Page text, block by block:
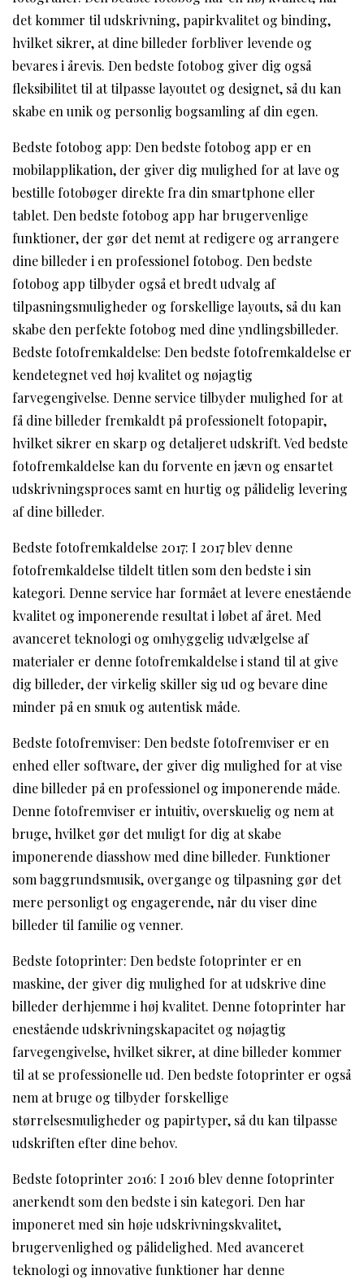
det kommer til udskrivning, papirkvalitet og binding,
hvilket sikrer, at dine billeder forbliver levende og
bevares i årevis. Den bedste fotobog giver dig også
fleksibilitet til at tilpasse layoutet og designet, så du kan
skabe en unik og personlig bogsamling af din egen.
Bedste fotobog app: Den bedste fotobog app er en
mobilapplikation, der giver dig mulighed for at lave og
bestille fotobøger direkte fra din smartphone eller
tablet. Den bedste fotobog app har brugervenlige
funktioner, der gør det nemt at redigere og arrangere
dine billeder i en professionel fotobog. Den bedste
fotobog app tilbyder også et bredt udvalg af
tilpasningsmuligheder og forskellige layouts, så du kan
skabe den perfekte fotobog med dine yndlingsbilleder.
Bedste fotofremkaldelse: Den bedste fotofremkaldelse er
kendetegnet ved høj kvalitet og nøjagtig
farvegengivelse. Denne service tilbyder mulighed for at
få dine billeder fremkaldt på professionelt fotopapir,
hvilket sikrer en skarp og detaljeret udskrift. Ved bedste
fotofremkaldelse kan du forvente en jævn og ensartet
udskrivningsproces samt en hurtig og pålidelig levering
af dine billeder.
Bedste fotofremkaldelse 2017: I 2017 blev denne
fotofremkaldelse tildelt titlen som den bedste i sin
kategori. Denne service har formået at levere enestående
kvalitet og imponerende resultat i løbet af året. Med
avanceret teknologi og omhyggelig udvælgelse af
materialer er denne fotofremkaldelse i stand til at give
dig billeder, der virkelig skiller sig ud og bevare dine
minder på en smuk og autentisk måde.
Bedste fotofremviser: Den bedste fotofremviser er en
enhed eller software, der giver dig mulighed for at vise
dine billeder på en professionel og imponerende måde.
Denne fotofremviser er intuitiv, overskuelig og nem at
bruge, hvilket gør det muligt for dig at skabe
imponerende diasshow med dine billeder. Funktioner
som baggrundsmusik, overgange og tilpasning gør det
mere personligt og engagerende, når du viser dine
billeder til familie og venner.
Bedste fotoprinter: Den bedste fotoprinter er en
maskine, der giver dig mulighed for at udskrive dine
billeder derhjemme i høj kvalitet. Denne fotoprinter har
enestående udskrivningskapacitet og nøjagtig
farvegengivelse, hvilket sikrer, at dine billeder kommer
til at se professionelle ud. Den bedste fotoprinter er også
nem at bruge og tilbyder forskellige
størrelsesmuligheder og papirtyper, så du kan tilpasse
udskriften efter dine behov.
Bedste fotoprinter 2016: I 2016 blev denne fotoprinter
anerkendt som den bedste i sin kategori. Den har
imponeret med sin høje udskrivningskvalitet,
brugervenlighed og pålidelighed. Med avanceret
teknologi og innovative funktioner har denne